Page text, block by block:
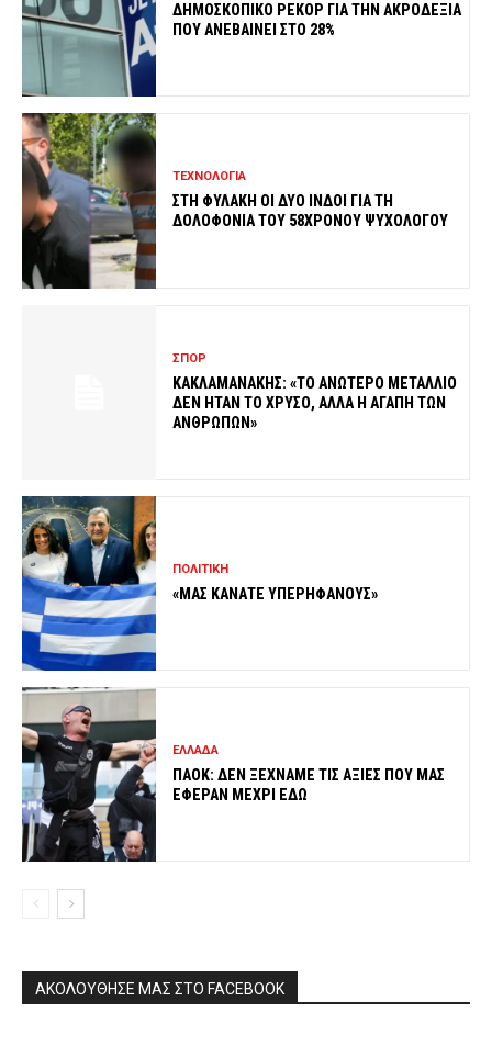
ΔΗΜΟΣΚΟΠΙΚΟ ΡΕΚΟΡ ΓΙΑ ΤΗΝ ΑΚΡΟΔΕΞΙΑ
ΠΟΥ ΑΝΕΒΑΙΝΕΙ ΣΤΟ 28%
ΤΕΧΝΟΛΟΓΙΑ
ΣΤΗ ΦΥΛΑΚΗ ΟΙ ΔΥΟ ΙΝΔΟΙ ΓΙΑ ΤΗ
ΔΟΛΟΦΟΝΙΑ ΤΟΥ 58ΧΡΟΝΟΥ ΨΥΧΟΛΟΓΟΥ
ΣΠΟΡ
ΚΑΚΛΑΜΑΝΑΚΗΣ: «ΤΟ ΑΝΩΤΕΡΟ ΜΕΤΑΛΛΙΟ
ΔΕΝ ΗΤΑΝ ΤΟ ΧΡΥΣΟ, ΑΛΛΑ Η ΑΓΑΠΗ ΤΩΝ
ΑΝΘΡΩΠΩΝ»
ΠΟΛΙΤΙΚΗ
«ΜΑΣ ΚΑΝΑΤΕ ΥΠΕΡΗΦΑΝΟΥΣ»
ΕΛΛΑΔΑ
ΠΑΟΚ: ΔΕΝ ΞΕΧΝΑΜΕ ΤΙΣ ΑΞΙΕΣ ΠΟΥ ΜΑΣ
ΕΦΕΡΑΝ ΜΕΧΡΙ ΕΔΩ
ΑΚΟΛΟΥΘΗΣΕ ΜΑΣ ΣΤΟ FACEBOOK